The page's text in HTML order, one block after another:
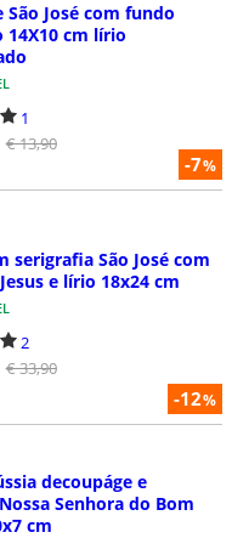
-7%
São José com fundo
14X10 cm lírio
1
€ 13,90
-12%
serigrafia São José com
e lírio 18x24 cm
2
€ 33,90
decoupáge e
Senhora do Bom
cm